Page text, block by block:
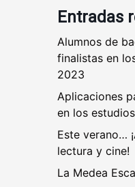
Entradas
Alumnos de
finalistas en
2023
Aplicaciones
en los
Este verano…
lectura y cine!
La Medea